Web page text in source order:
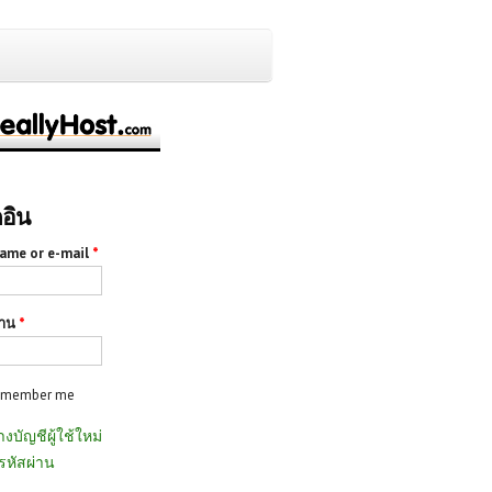
น
or e-mail *
น *
me
งบัญชีผู้ใช้ใหม่
หัสผ่าน